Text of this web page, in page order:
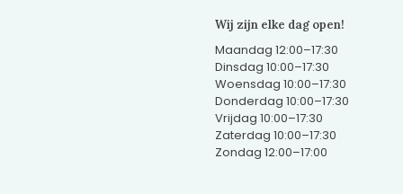
Wij zijn elke dag open!
Maandag 12:00–17:30
Dinsdag 10:00–17:30
Woensdag 10:00–17:30
Donderdag 10:00–17:30
Vrijdag 10:00–17:30
Zaterdag 10:00–17:30
Zondag 12:00–17:00